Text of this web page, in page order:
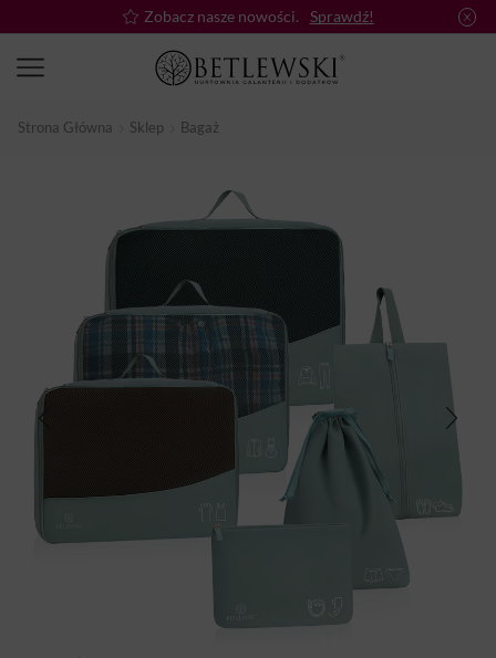
Zobacz nasze nowości. Sprawdź!
Strona Główna Sklep Bagaż